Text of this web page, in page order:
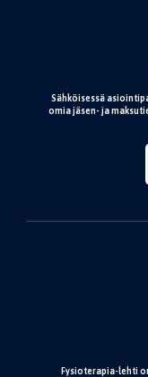
Sähköisessä
omia jäsen- ja
Fysioterapia-lehti